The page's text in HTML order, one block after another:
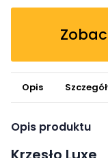
Opis
Opis produktu